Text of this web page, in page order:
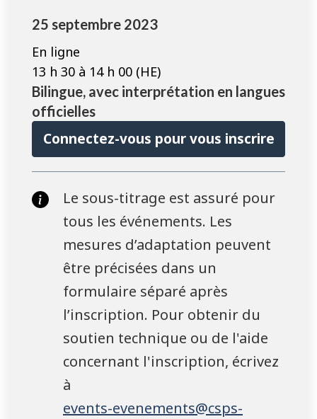
25 septembre 2023
En ligne
13 h 30 à 14 h 00 (HE)
Bilingue, avec interprétation en langues
officielles
Connectez-vous pour vous inscrire
Le sous-titrage est assuré pour
tous les événements. Les
mesures d’adaptation peuvent
être précisées dans un
formulaire séparé après
l’inscription. Pour obtenir du
soutien technique ou de l'aide
concernant l'inscription, écrivez
à
events-evenements@csps-